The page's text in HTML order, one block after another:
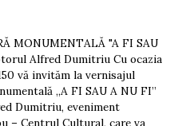
MONUMENTALĂ "A FI SAU
Alfred Dumitriu Cu ocazia
vă invităm la vernisajul
„A FI SAU A NU FI”
Dumitriu, eveniment
– Centrul Cultural, care va